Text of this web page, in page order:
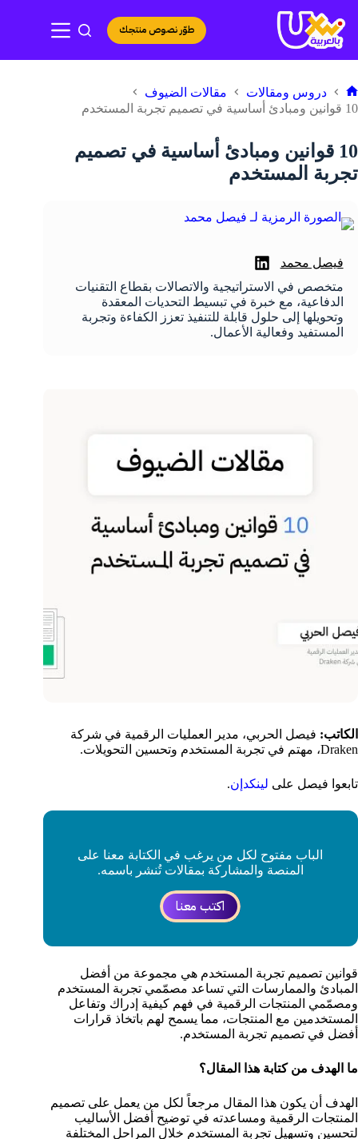
إلى
المحتوى
طوّر نصوص منتجك
الرئيسية
دروس ومقالات
مقالات الضيوف
10 قوانين ومبادئ أساسية في تصميم تجربة المستخدم
10 قوانين ومبادئ أساسية في تصميم
تجربة المستخدم
فيصل محمد
متخصص في الاستراتيجية والاتصالات بقطاع التقنيات
الدفاعية، مع خبرة في تبسيط التحديات المعقدة
وتحويلها إلى حلول قابلة للتنفيذ تعزز الكفاءة وتجربة
المستفيد وفعالية الأعمال.
الكاتب: فيصل الحربي، مدير العمليات الرقمية في شركة
Draken، مهتم في تجربة المستخدم وتحسين التحويلات.
تابعوا فيصل على لينكدإن.
الباب مفتوح لكل من يرغب في الكتابة معنا على
المنصة والمشاركة بمقالات تُنشر باسمه.
اكتب معنا
قوانين تصميم تجربة المستخدم هي مجموعة من أفضل
المبادئ والممارسات التي تساعد مصمّمي تجربة المستخدم
ومصمّمي المنتجات الرقمية في فهم كيفية إدراك وتفاعل
المستخدمين مع المنتجات، مما يسمح لهم باتخاذ قرارات
أفضل في تصميم تجربة المستخدم.
ما الهدف من كتابة هذا المقال؟
الهدف أن يكون هذا المقال مرجعاً لكل من يعمل على تصميم
المنتجات الرقمية ومساعدته في توضيح أفضل الأساليب
لتحسين وتسهيل تجربة المستخدم خلال المراحل المختلفة